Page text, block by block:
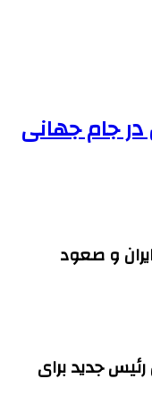
جام جهانی
و صعود
جدید برای